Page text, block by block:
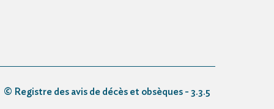
© Registre des avis de décès et obsèques - 3.3.5